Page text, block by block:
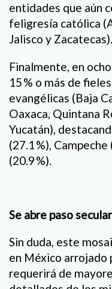
entidades que aún
feligresía católica
Jalisco y Zacatecas).
Finalmente, en
15 % o más de
evangélicas (Baja
Oaxaca, Quintana
Yucatán),
(27.1 %),
(20.9 %).
Se abre paso
Sin duda, este
en México arrojado
requerirá de